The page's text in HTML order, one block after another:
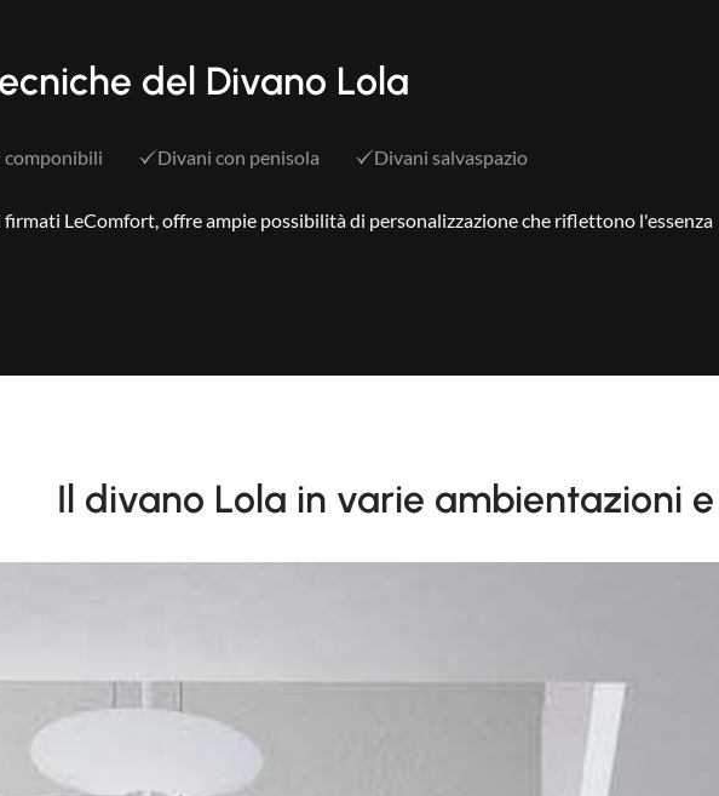
del Divano Lola
componibili Divani con penisola Divani salvaspazio
LeComfort, offre ampie possibilità di personalizzazione che riflettono l'essenza
Il divano Lola in varie ambientazioni